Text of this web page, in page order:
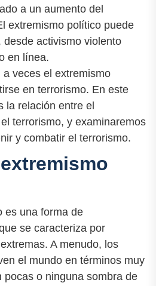
a un aumento del
extremismo político puede
activismo violento
en línea.
veces el extremismo
en terrorismo. En este
la relación entre el
terrorismo, y examinaremos
y combatir el terrorismo.
es una forma de
se caracteriza por
A menudo, los
el mundo en términos muy
pocas o ninguna sombra de